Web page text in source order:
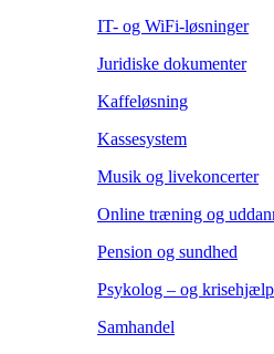
IT- og WiFi-løsninger
Juridiske dokumenter
Kaffeløsning
Kassesystem
Musik og livekoncerter
Online træning og
Pension og sundhed
Psykolog – og krisehjælp
Samhandel